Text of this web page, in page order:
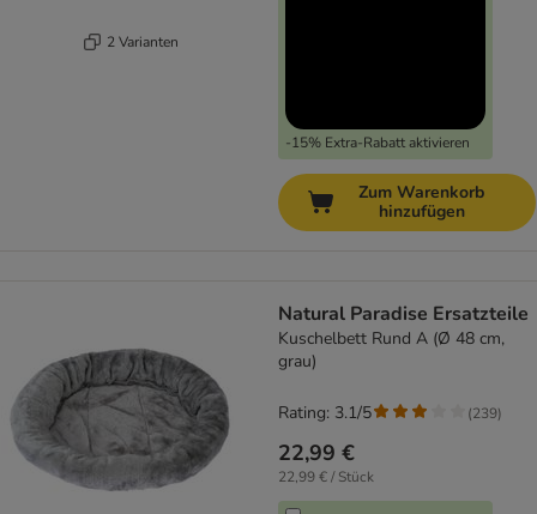
2 Varianten
-15% Extra-Rabatt aktivieren
Zum Warenkorb
hinzufügen
Natural Paradise Ersatzteile
Kuschelbett Rund A (Ø 48 cm,
grau)
22,99 €
22,99 € / Stück
Rating: 3.1/5 (239)